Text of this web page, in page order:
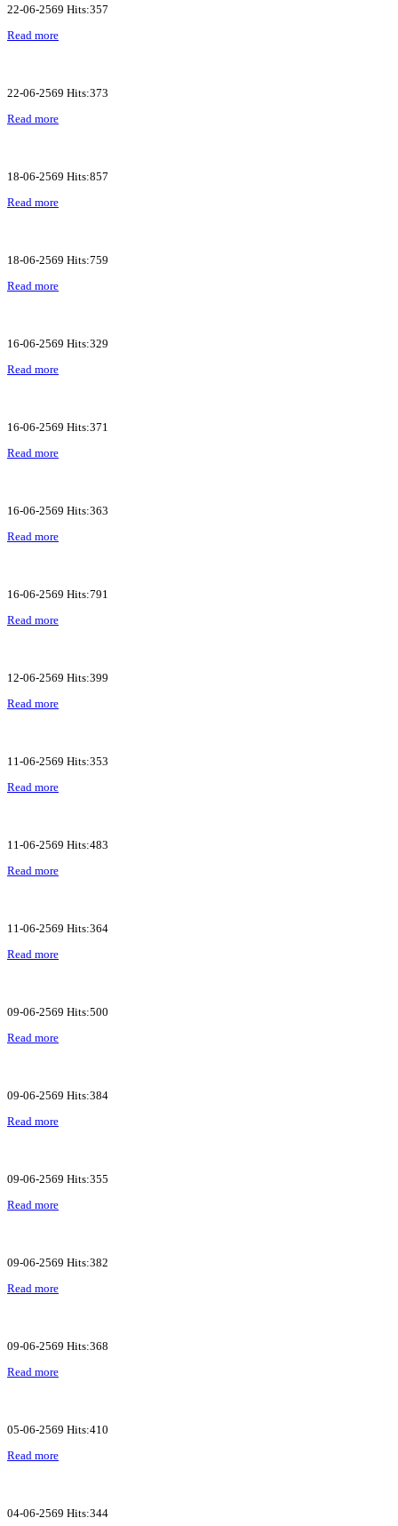
22-06-2569 Hits:357
Read more
22-06-2569 Hits:373
Read more
18-06-2569 Hits:857
Read more
18-06-2569 Hits:759
Read more
16-06-2569 Hits:329
Read more
16-06-2569 Hits:371
Read more
16-06-2569 Hits:363
Read more
16-06-2569 Hits:791
Read more
12-06-2569 Hits:399
Read more
11-06-2569 Hits:353
Read more
11-06-2569 Hits:483
Read more
11-06-2569 Hits:364
Read more
09-06-2569 Hits:500
Read more
09-06-2569 Hits:384
Read more
09-06-2569 Hits:355
Read more
09-06-2569 Hits:382
Read more
09-06-2569 Hits:368
Read more
05-06-2569 Hits:410
Read more
04-06-2569 Hits:344